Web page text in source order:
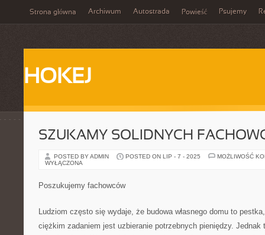
Strona główna Archiwum Autostrada Powieść Psujemy
HOKEJ
SZUKAMY SOLIDNYCH
POSTED BY ADMIN POSTED ON LIP - 7 - 2025
MOŻLIWOŚĆ
WYŁĄCZONA
Poszukujemy fachowców
Ludziom często się wydaje, że budowa własnego domu to
ciężkim zadaniem jest uzbieranie potrzebnych pieniędzy.